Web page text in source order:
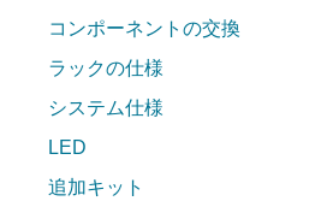
コンポーネントの交換
ラックの仕様
システム仕様
LED
追加キット